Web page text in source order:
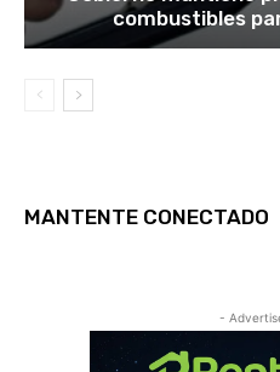
combustibles
MANTENTE CONECTADO
-